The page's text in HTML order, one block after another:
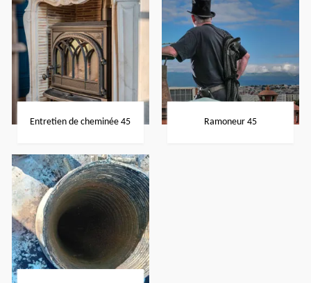
Entretien de cheminée 45 Ramoneur 45